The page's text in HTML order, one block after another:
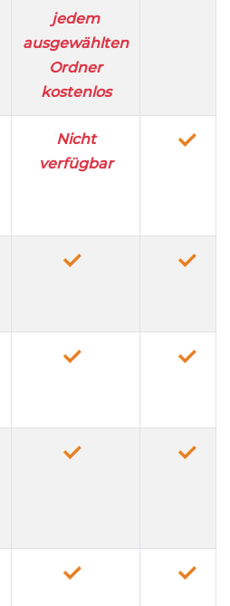
jedem
ausgewählten
Ordner
kostenlos
Nicht
verfügbar